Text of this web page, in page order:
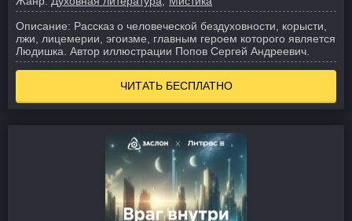
Описание: Рассказ о человеческой бездуховности, корысти,
лжи, лицемерии, эгоизме, главным героем которого является
Людишка. Автор иллюстрации Попов Сергей Андреевич.
ЧИТАТЬ БЕСПЛАТНО